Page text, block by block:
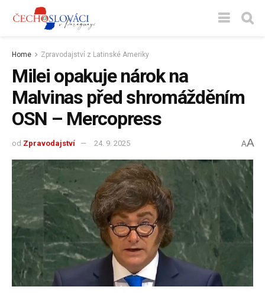
Home Zpravodajství z Latinské Ameriky
Milei opakuje nárok na
Malvinas před shromážděním
OSN – Mercopress
od Zpravodajství 24. 9. 2025 AA